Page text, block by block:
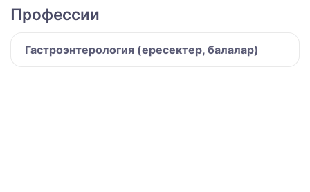
Профессии
Гастроэнтерология (ересектер, балалар)